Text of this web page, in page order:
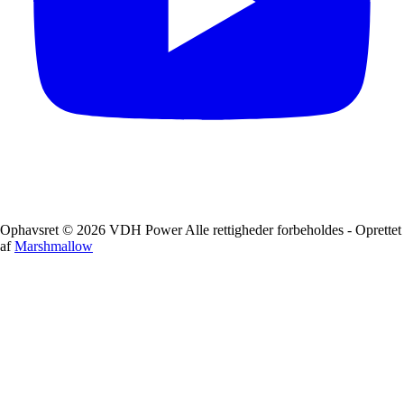
Ophavsret © 2026 VDH Power Alle rettigheder forbeholdes - Oprettet
afMarshmallow